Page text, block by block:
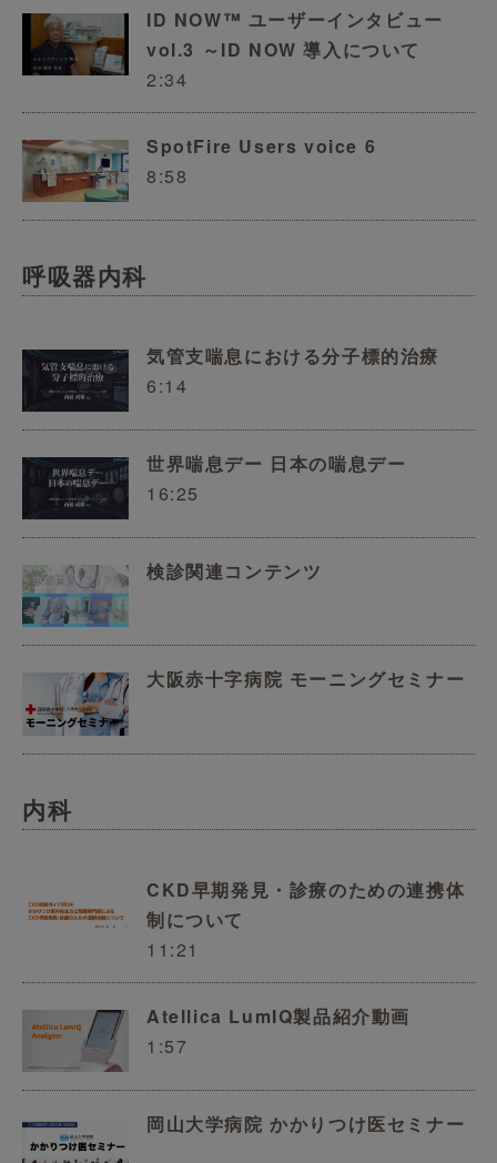
ID NOW™ ユーザーインタビュー
vol.3 ～ID NOW 導入について
2:34
SpotFire Users voice 6
8:58
呼吸器内科
気管支喘息における分子標的治療
6:14
世界喘息デー 日本の喘息デー
16:25
検診関連コンテンツ
大阪赤十字病院 モーニングセミナー
内科
CKD早期発見・診療のための連携体
制について
11:21
Atellica LumIQ製品紹介動画
1:57
岡山大学病院 かかりつけ医セミナー